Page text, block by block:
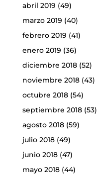
abril 2019 (49)
marzo 2019 (40)
febrero 2019 (41)
enero 2019 (36)
diciembre 2018(52)
noviembre 2018(43)
octubre 2018(54)
septiembre 2018(53)
agosto 2018(59)
julio 2018(49)
junio 2018(47)
mayo 2018(44)